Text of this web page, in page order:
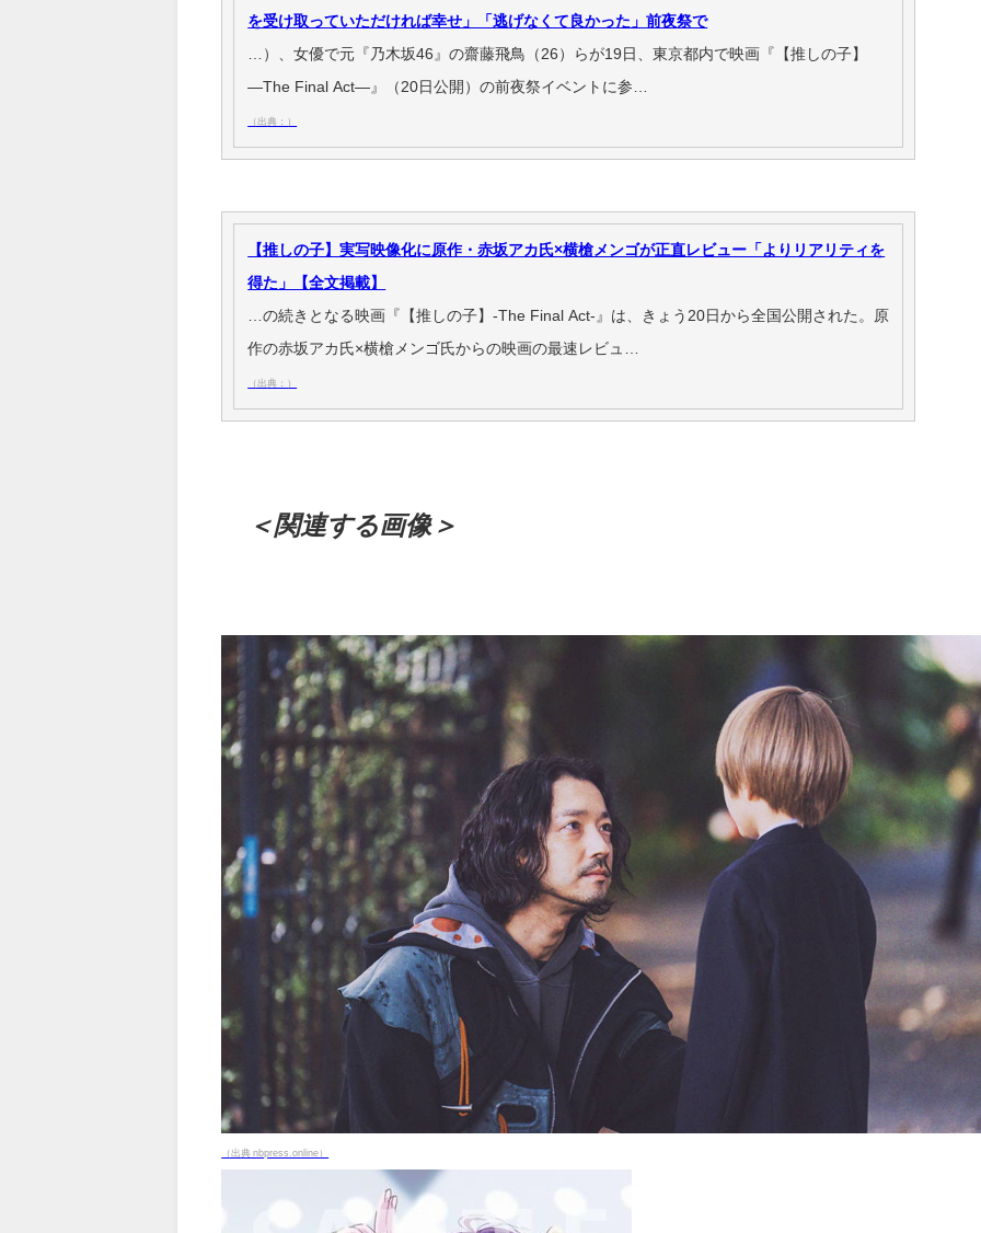
を受け取っていただければ幸せ」「逃げなくて良かった」前夜祭で
…）、女優で元『乃木坂46』の齋藤飛鳥（26）らが19日、東京都内で映画『【推しの子】
―The Final Act―』（20日公開）の前夜祭イベントに参…
（出典：）
【推しの子】実写映像化に原作・赤坂アカ氏×横槍メンゴが正直レビュー「よりリアリティを
得た」【全文掲載】
…の続きとなる映画『【推しの子】-The Final Act-』は、きょう20日から全国公開された。原
作の赤坂アカ氏×横槍メンゴ氏からの映画の最速レビュ…
（出典：）
＜関連する画像＞
（出典 nbpress.online）